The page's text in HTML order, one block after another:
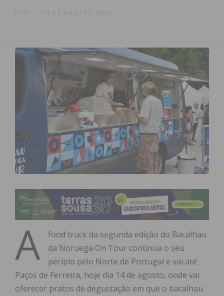
14 DE AGOSTO 2025
A
food truck da segunda edição do Bacalhau
da Noruega On Tour continua o seu
périplo pelo Norte de Portugal e vai até
Paços de Ferreira, hoje dia 14 de agosto, onde vai
oferecer pratos de degustação em que o bacalhau